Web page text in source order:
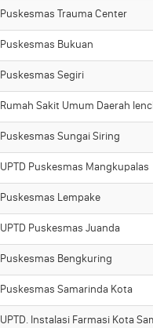
Puskesmas Trauma Center
Puskesmas Bukuan
Puskesmas Segiri
Rumah Sakit Umum Daerah
Puskesmas Sungai Siring
UPTD Puskesmas Mangkupalas
Puskesmas Lempake
UPTD Puskesmas Juanda
Puskesmas Bengkuring
Puskesmas Samarinda Kota
UPTD. Instalasi Farmasi Kota